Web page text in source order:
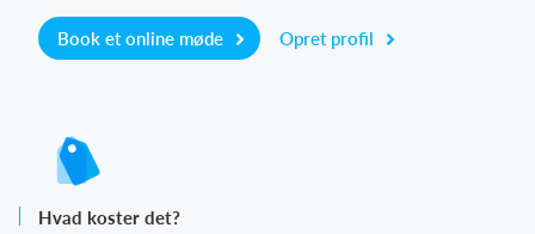
Book et online møde Opret profil
Hvad koster det?